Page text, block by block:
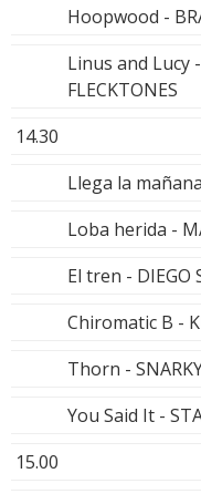
Hoopwood -
Linus and Lucy
FLECKTONES
14.30
Llega la
Loba herida -
El tren - DIEGO
Chiromatic B -
Thorn -
You Said It -
15.00